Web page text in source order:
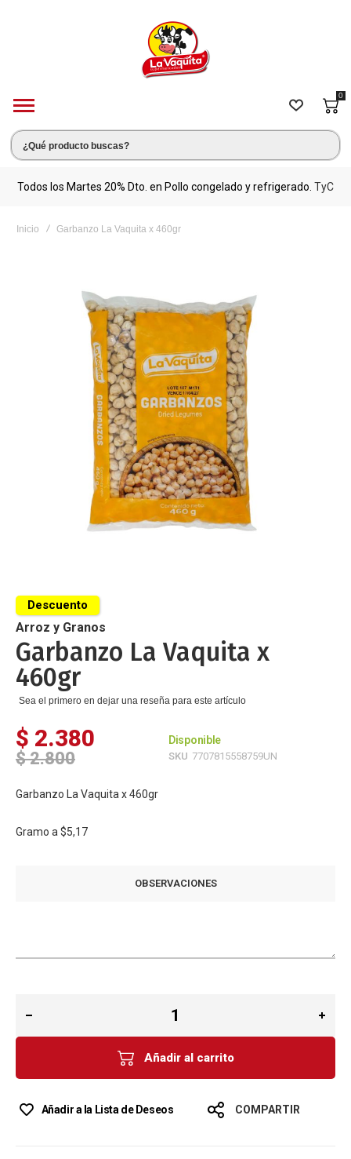
0
Todos los Martes 20% Dto. en Pollo congelado y refrigerado. TyC
Inicio Garbanzo La Vaquita x 460gr
al
comienzo
de
la
galería
de
imágenes
Arroz y Granos
Garbanzo La Vaquita x
460gr
Sea el primero en dejar una reseña para este artículo
$ 2.380
Descuento
$ 2.800
Disponible
SKU 7707815558759UN
Garbanzo La Vaquita x 460gr
Gramo a $5,17
OBSERVACIONES
Añadir al carrito
Añadir a la Lista de Deseos COMPARTIR